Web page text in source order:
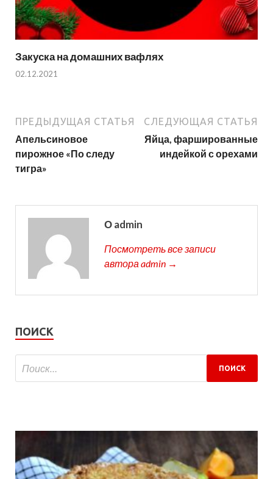
Закуска на домашних вафлях
02.12.2021
ПРЕДЫДУЩАЯ СТАТЬЯ
Апельсиновое
пирожное «По следу
тигра»
СЛЕДУЮЩАЯ СТАТЬЯ
Яйца, фаршированные
индейкой с орехами
О admin
Посмотреть все записи
автора admin →
ПОИСК